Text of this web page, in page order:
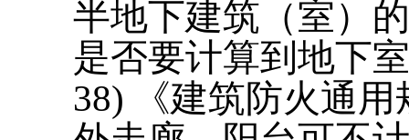
半地下建筑（室）
是否要计算到地下
38) 《建筑防火通用